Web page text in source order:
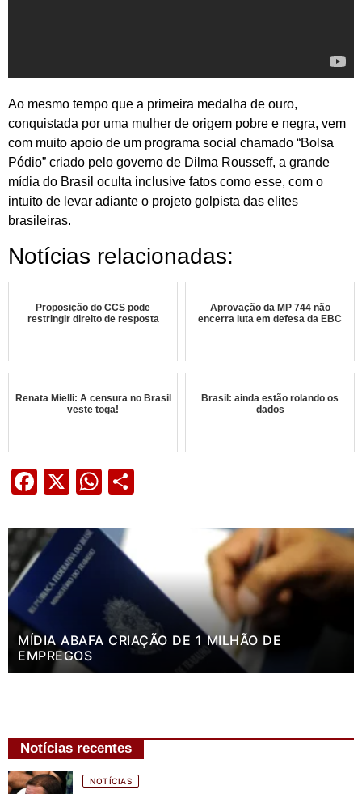
Ao mesmo tempo que a primeira medalha de ouro,
conquistada por uma mulher de origem pobre e negra, vem
com muito apoio de um programa social chamado “Bolsa
Pódio” criado pelo governo de Dilma Rousseff, a grande
mídia do Brasil oculta inclusive fatos como esse, com o
intuito de levar adiante o projeto golpista das elites
brasileiras.
Notícias relacionadas:
Proposição do CCS pode
restringir direito de resposta
Aprovação da MP 744 não
encerra luta em defesa da EBC
Renata Mielli: A censura no Brasil
veste toga!
Brasil: ainda estão rolando os
dados
Facebook
X WhatsApp
MÍDIA ABAFA CRIAÇÃO DE 1 MILHÃO DE
EMPREGOS
Notícias recentes
NOTÍCIAS